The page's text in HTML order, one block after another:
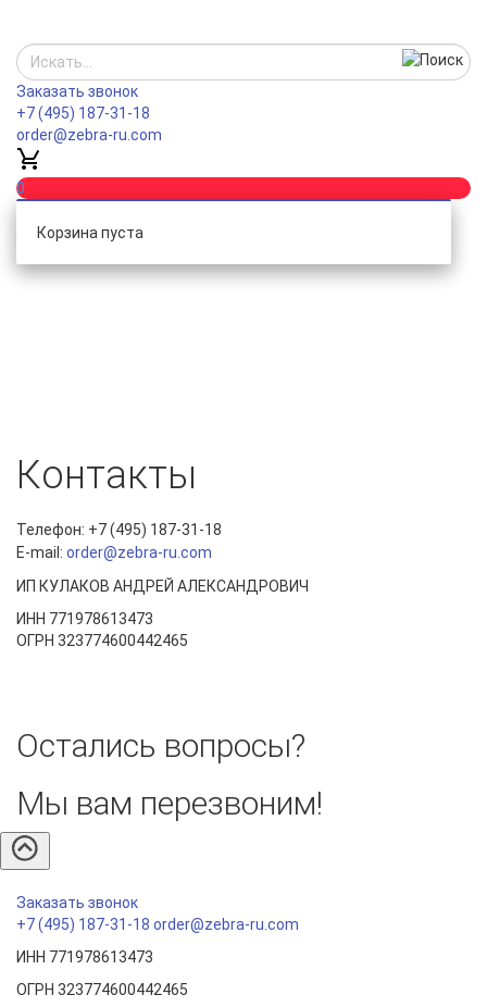
Заказать звонок
+7 (495) 187-31-18
order@zebra-ru.com
0
Корзина пуста
Контакты
Телефон: +7 (495) 187-31-18
E-mail: order@zebra-ru.com
ИП КУЛАКОВ АНДРЕЙ АЛЕКСАНДРОВИЧ
ИНН 771978613473
ОГРН 323774600442465
Остались вопросы?
Мы вам перезвоним!
Заказать звонок
+7 (495) 187-31-18 order@zebra-ru.com
ИНН 771978613473
ОГРН 323774600442465